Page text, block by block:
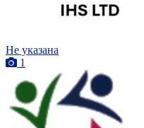
Не указана
1